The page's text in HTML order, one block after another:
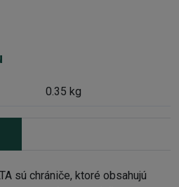
0.35 kg
sú chrániče, ktoré obsahujú